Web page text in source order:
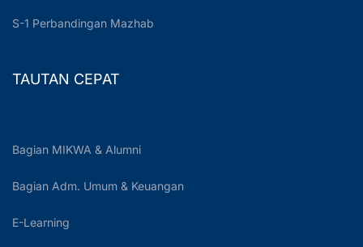
S-1 Perbandingan Mazhab
TAUTAN CEPAT
Bagian MIKWA & Alumni
Bagian Adm. Umum & Keuangan
E-Learning